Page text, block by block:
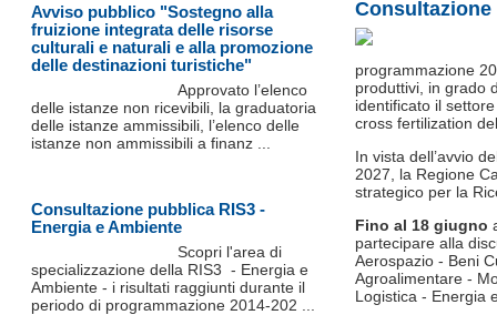
programmazione
produttivi, in grado
identificato il
cross fertilization
In vista dell’avvio
2027, la Regione
strategico per la
Fino al 18 giugno
partecipare alla
Aerospazio - Beni
Agroalimentare -
Logistica - Energia
Avviso pubblico "Sostegno alla
fruizione integrata delle risorse
culturali e naturali e alla promozione
delle destinazioni turistiche"
Approvato l’elenco
delle istanze non ricevibili, la graduatoria
delle istanze ammissibili, l’elenco delle
istanze non ammissibili a finanz ...
Consultazione pubblica RIS3 -
Energia e Ambiente
Scopri l'area di
specializzazione della RIS3 - Energia e
Ambiente - i risultati raggiunti durante il
periodo di programmazione 2014-202 ...